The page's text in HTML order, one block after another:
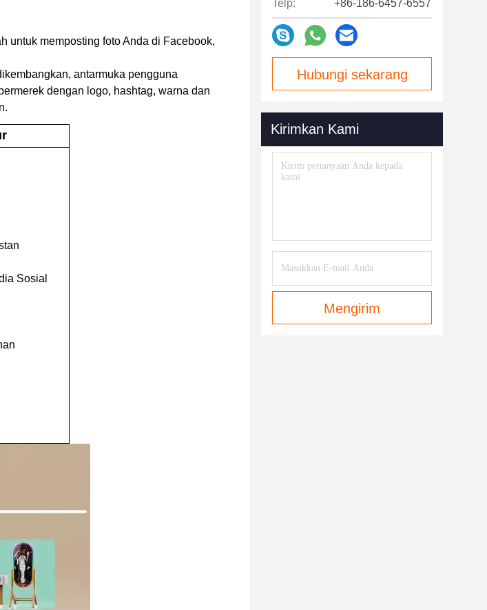
untuk memposting foto Anda di Facebook,
antarmuka pengguna
dengan logo, hashtag, warna dan
Sosial
Telp: +86-186-6457-6557
Hubungi sekarang
Kirimkan Kami
Mengirim